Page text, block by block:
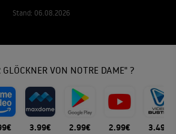
Stand: 06.08.2026
VON NOTRE DAME" ?
3.99€ 2.99€ 2.99€ 3.49€